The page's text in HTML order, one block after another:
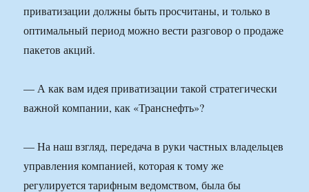
приватизации должны быть просчитаны, и только в
оптимальный период можно вести разговор о продаже
пакетов акций.
— А как вам идея приватизации такой стратегически
важной компании, как «Транснефть»?
— На наш взгляд, передача в руки частных владельцев
управления компанией, которая к тому же
регулируется тарифным ведомством, была бы